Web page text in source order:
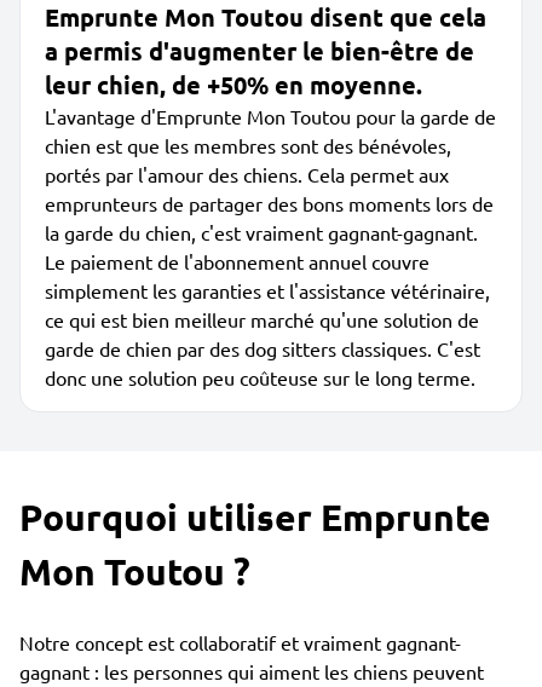
Emprunte Mon Toutou disent que cela
a permis d'augmenter le bien-être de
leur chien, de +50% en moyenne.
L'avantage d'Emprunte Mon Toutou pour la garde de
chien est que les membres sont des bénévoles,
portés par l'amour des chiens. Cela permet aux
emprunteurs de partager des bons moments lors de
la garde du chien, c'est vraiment gagnant-gagnant.
Le paiement de l'abonnement annuel couvre
simplement les garanties et l'assistance vétérinaire,
ce qui est bien meilleur marché qu'une solution de
garde de chien par des dog sitters classiques. C'est
donc une solution peu coûteuse sur le long terme.
Pourquoi utiliser Emprunte
Mon Toutou ?
Notre concept est collaboratif et vraiment gagnant-
gagnant : les personnes qui aiment les chiens peuvent